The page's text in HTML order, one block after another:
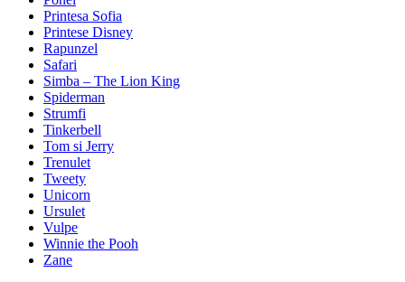
Printesa Sofia
Printese Disney
Rapunzel
Safari
Simba – The Lion King
Spiderman
Strumfi
Tinkerbell
Tom si Jerry
Trenulet
Tweety
Unicorn
Ursulet
Vulpe
Winnie the Pooh
Zane